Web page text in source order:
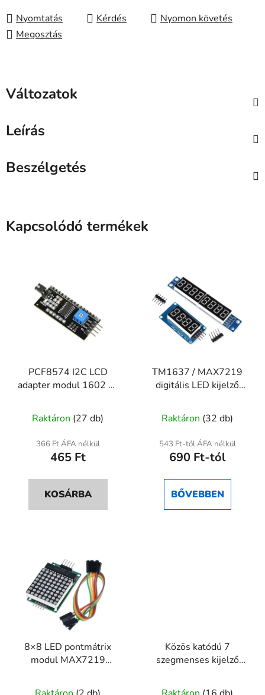
Nyomtatás
Kérdés
Nyomon követés
Megosztás
Változatok
Leírás
Beszélgetés
Kapcsolódó termékek
PCF8574 I2C LCD
adapter modul 1602 és
Raktáron (27 db)
366 Ft ÁFA nélkül
465 Ft
KOSÁRBA
TM1637 / MAX7219
digitális LED kijelző
számjegyes
termék
átlagos
értékelése
ből
Raktáron (32 db)
543 Ft-tól ÁFA nélkül
690 Ft-tól
BŐVEBBEN
8×8 LED pontmátrix
modul MAX7219
SPI kijelző
Közös katódú 7
szegmenses kijelző